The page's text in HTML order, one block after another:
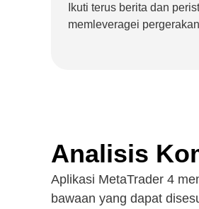
Ikuti terus berita dan
memleveragei
Analisis
Aplikasi MetaTrader 4
bawaan yang dapat